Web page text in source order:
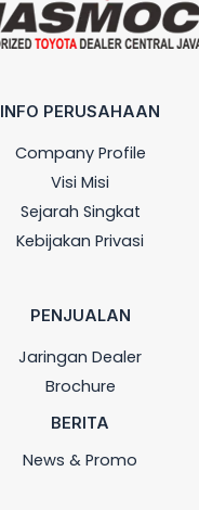
INFO PERUSAHAAN
Company Profile
Visi Misi
Sejarah Singkat
Kebijakan Privasi
PENJUALAN
Jaringan Dealer
Brochure
BERITA
News & Promo